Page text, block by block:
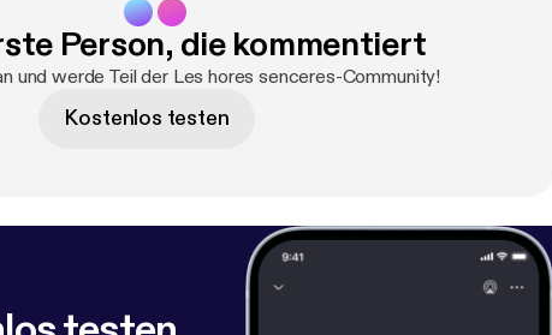
Person, die kommentiert
und werde Teil der Les hores senceres-Community!
Kostenlos testen